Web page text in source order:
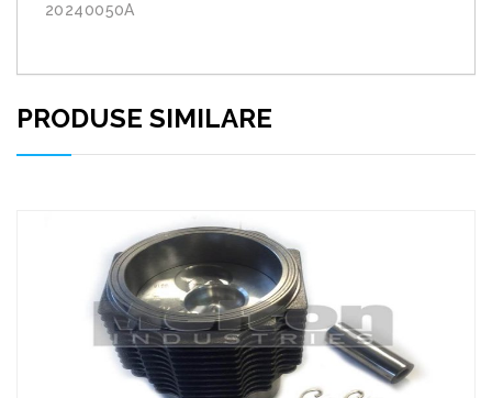
20240050A
PRODUSE SIMILARE